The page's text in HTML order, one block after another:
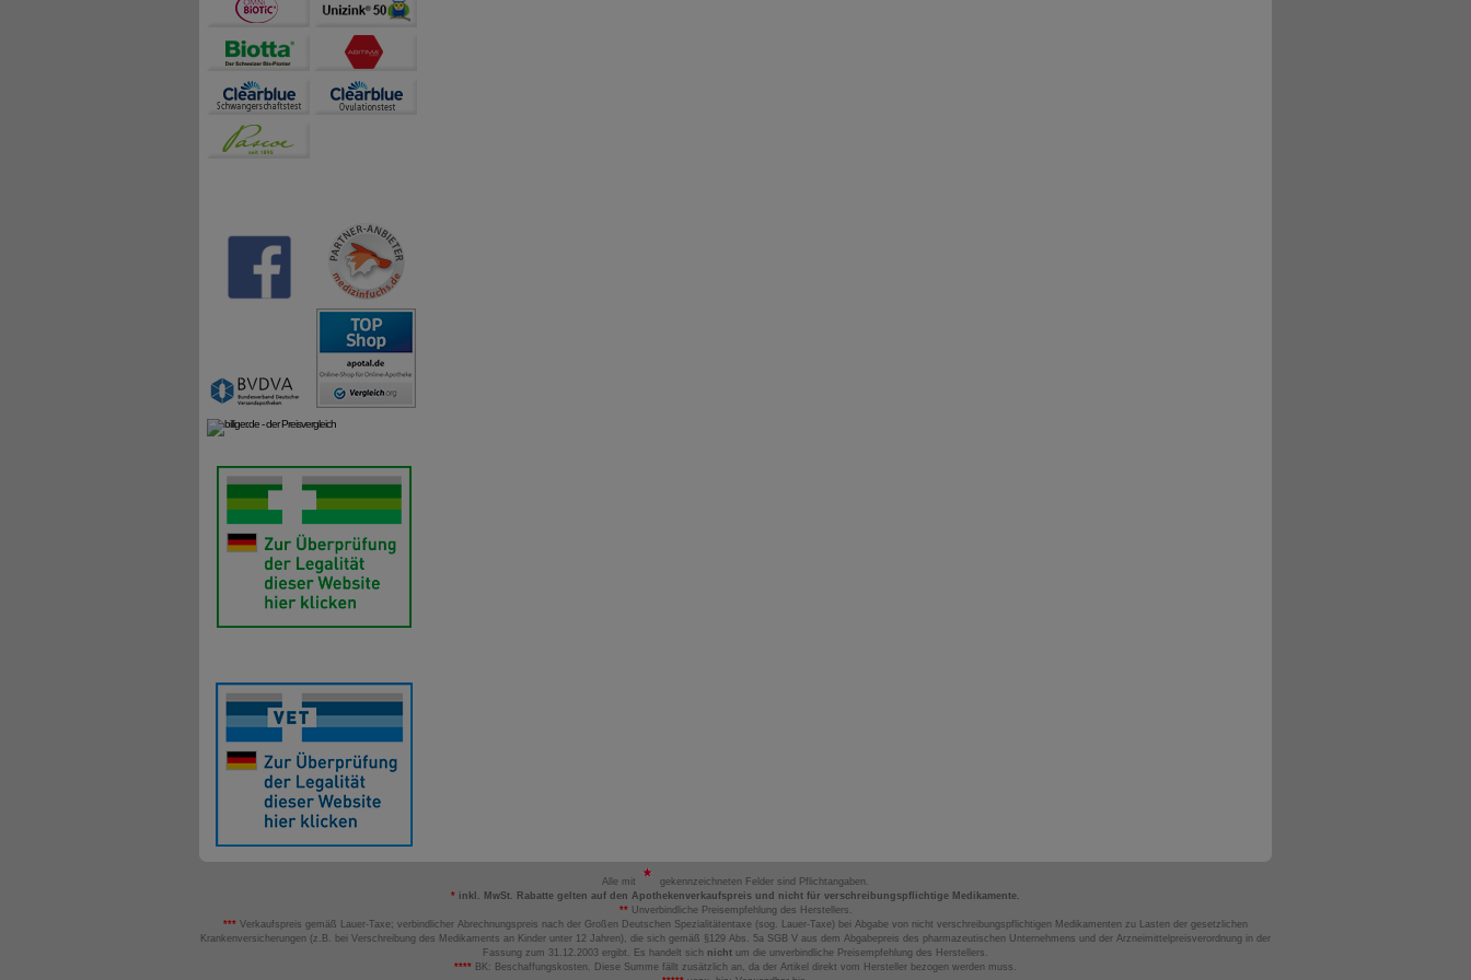
Alle mit
gekennzeichneten Felder sind Pflichtangaben.
* inkl. MwSt. Rabatte gelten auf den Apothekenverkaufspreis und nicht für verschreibungspflichtige Medikamente.
**Unverbindliche Preisempfehlung des Herstellers.
*** Verkaufspreis gemäß Lauer-Taxe; verbindlicher Abrechnungspreis nach der Großen Deutschen Spezialitätentaxe (sog. Lauer-Taxe) bei Abgabe von nicht verschreibungspflichtigen Medikamenten zu Lasten der gesetzlichen
Krankenversicherungen (z.B. bei Verschreibung des Medikaments an Kinder unter 12 Jahren), die sich gemäß §129 Abs. 5a SGB V aus dem Abgabepreis des pharmazeutischen Unternehmens und der Arzneimittelpreisverordnung in der
Fassung zum 31.12.2003 ergibt. Es handelt sich nicht um die unverbindliche Preisempfehlung des Herstellers.
**** BK: Beschaffungskosten. Diese Summe fällt zusätzlich an, da der Artikel direkt vom Hersteller bezogen werden muss.